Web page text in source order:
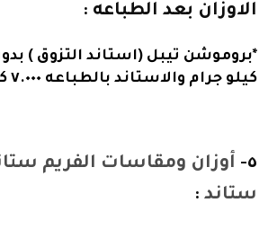
الاوزان بعد الطباعه :
كيلو جرام والاستاند بالطباعه ٧.٠٠٠ كيلو جرام .
٥-
أوزان ومقاسات الفريم
ستاند :